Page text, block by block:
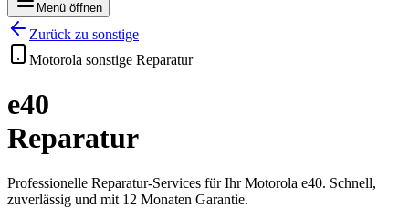
Menü öffnen
Zurück zu sonstige
Motorola sonstige Reparatur
e40
Reparatur
Professionelle Reparatur-Services für IhrMotorola e40. Schnell,
zuverlässig und mit 12 Monaten Garantie.